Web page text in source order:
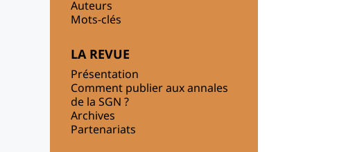
Auteurs
Mots-clés
LA REVUE
Présentation
Comment publier aux annales
de la SGN ?
Archives
Partenariats